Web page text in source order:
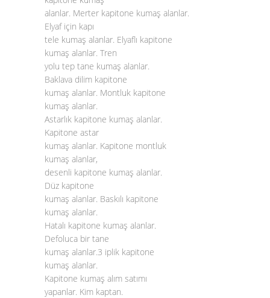
alanlar. Merter kapitone kumaş alanlar.
Elyaf için kapı
tele kumaş alanlar. Elyaflı kapitone
kumaş alanlar. Tren
yolu tep tane kumaş alanlar.
Baklava dilim kapitone
kumaş alanlar. Montluk kapitone
kumaş alanlar.
Astarlık kapitone kumaş alanlar.
Kapitone astar
kumaş alanlar. Kapitone montluk
kumaş alanlar,
desenli kapitone kumaş alanlar.
Düz kapitone
kumaş alanlar. Baskılı kapitone
kumaş alanlar.
Hatalı kapitone kumaş alanlar.
Defoluca bir tane
kumaş alanlar.3 iplik kapitone
kumaş alanlar.
Kapitone kumaş alım satımı
yapanlar. Kim kaptan.